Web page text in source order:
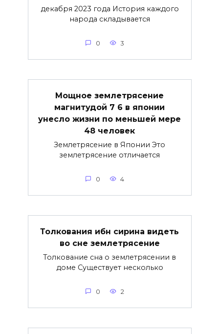
декабря 2023 года История каждого
народа складывается
0 3
Мощное землетрясение
магнитудой 7 6 в японии
унесло жизни по меньшей мере
48 человек
Землетрясение в Японии Это
землетрясение отличается
0 4
Толкования ибн сирина видеть
во сне землетрясение
Толкование сна о землетрясении в
доме Существует несколько
0 2